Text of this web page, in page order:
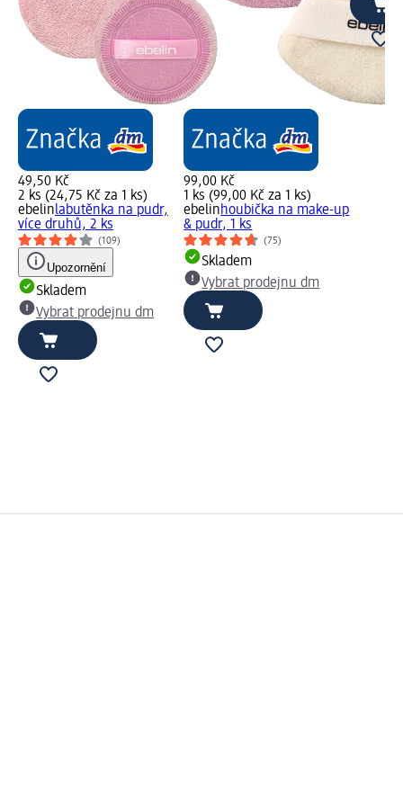
49,50 Kč
2 ks (24,75 Kč za 1 ks)
ebelinlabutěnka na pudr,
více druhů, 2 ks
(109)
Upozornění
Skladem
Vybrat prodejnu dm
99,00 Kč
1 ks (99,00 Kč za 1 ks)
ebelinhoubička na make-up
& pudr, 1 ks
(75)
Skladem
Vybrat prodejnu dm